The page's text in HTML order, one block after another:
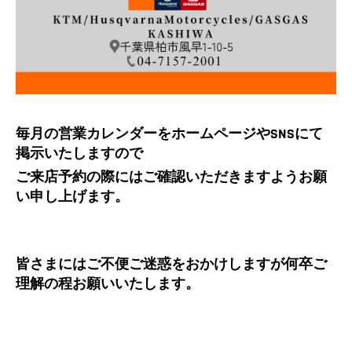
毎月の営業カレンダーをホームページやSNSにて
掲示いたしますので
ご来店予約の際にはご確認いただきますようお願
い申し上げます。
皆さまにはご不便ご迷惑をおかけしますが何卒ご
理解の程お願いいたします。